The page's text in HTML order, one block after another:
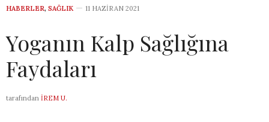
HABERLER, SAĞLIK 11 HAZIRAN 2021
Yoganın Kalp Sağlığına
Faydaları
tarafından İREM U.